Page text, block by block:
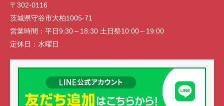
〒302-0116
茨城県守谷市大柏1005-71
営業時間： 平日9:30～18:30 土日祭10:00～19:00
定休日： 水曜日